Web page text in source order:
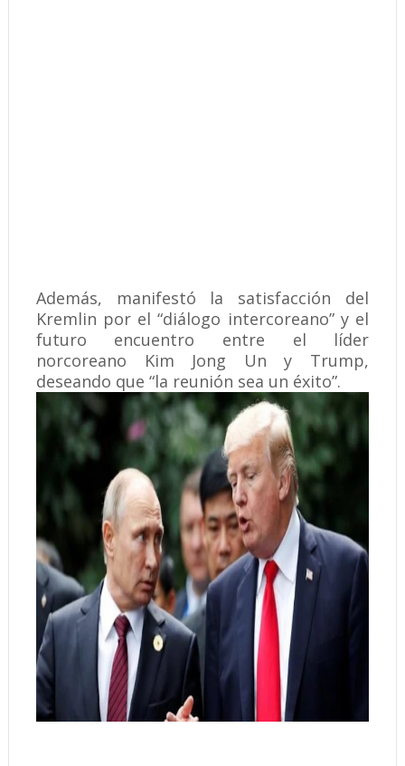
Además, manifestó la satisfacción del
Kremlin por el “diálogo intercoreano” y el
futuro encuentro entre el líder
norcoreano Kim Jong Un y Trump,
deseando que “la reunión sea un éxito”.